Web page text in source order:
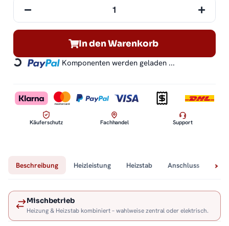
In den Warenkorb
Loading... Komponenten werden geladen ...
Käuferschutz Fachhandel Support
Beschreibung Heizleistung Heizstab Anschluss
Mischbetrieb
Heizung & Heizstab kombiniert – wahlweise zentral oder elektrisch.